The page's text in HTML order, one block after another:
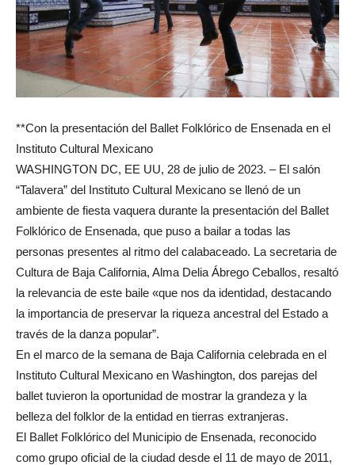
**Con la presentación del Ballet Folklórico de Ensenada en el
Instituto Cultural Mexicano
WASHINGTON DC, EE UU, 28 de julio de 2023. – El salón
“Talavera” del Instituto Cultural Mexicano se llenó de un
ambiente de fiesta vaquera durante la presentación del Ballet
Folklórico de Ensenada, que puso a bailar a todas las
personas presentes al ritmo del calabaceado. La secretaria de
Cultura de Baja California, Alma Delia Ábrego Ceballos, resaltó
la relevancia de este baile «que nos da identidad, destacando
la importancia de preservar la riqueza ancestral del Estado a
través de la danza popular”.
En el marco de la semana de Baja California celebrada en el
Instituto Cultural Mexicano en Washington, dos parejas del
ballet tuvieron la oportunidad de mostrar la grandeza y la
belleza del folklor de la entidad en tierras extranjeras.
El Ballet Folklórico del Municipio de Ensenada, reconocido
como grupo oficial de la ciudad desde el 11 de mayo de 2011,